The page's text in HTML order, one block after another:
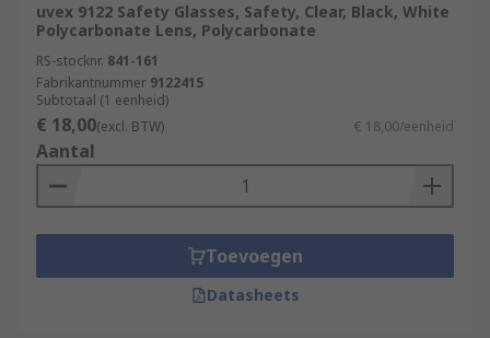
uvex 9122 Safety Glasses, Safety, Clear, Black, White
Polycarbonate Lens, Polycarbonate
RS-stocknr. 841-161
Fabrikantnummer 9122415
Subtotaal (1 eenheid)
€ 18,00(excl. BTW) € 18,00/eenheid
Aantal
Toevoegen
Datasheets